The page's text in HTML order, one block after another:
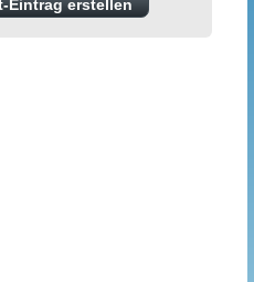
Eintrag erstellen